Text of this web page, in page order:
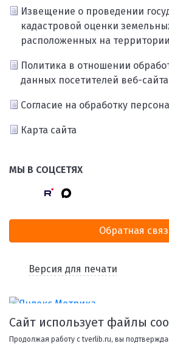
Извещение о проведении
кадастровой оценки
расположенных на
Политика в отношении
данных посетителей веб-сайта
Согласие на обработку
Карта сайта
МЫ В СОЦСЕТЯХ
Обратная
Версия для печати
Сайт использует файлы
Продолжая работу с tverlib.ru, вы